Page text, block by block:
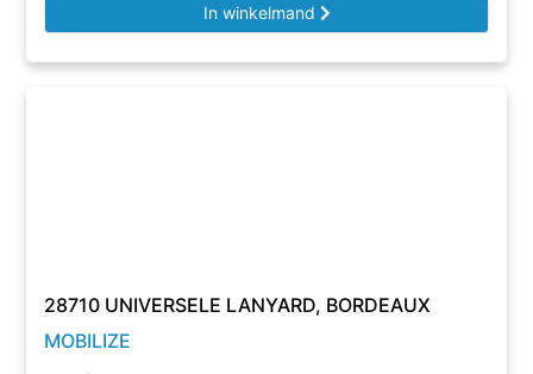
In winkelmand
28710 UNIVERSELE LANYARD, BORDEAUX
MOBILIZE